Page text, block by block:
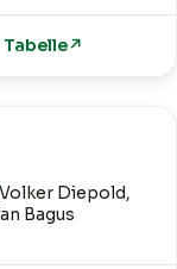
Tabelle↗
Diepold,
Bagus